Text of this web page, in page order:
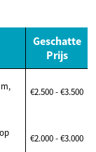
Geschatte
Prijs
€2.500 - €3.500
€2.000 - €3.000